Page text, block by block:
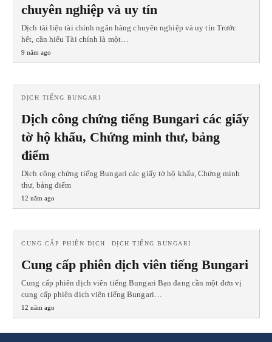
chuyên nghiệp và uy tín
Dịch tài liệu tài chính ngân hàng chuyên nghiệp và uy tín Trước
hết, cần hiểu Tài chính là một…
9 năm ago
DỊCH TIẾNG BUNGARI
Dịch công chứng tiếng Bungari các giấy
tờ hộ khẩu, Chứng minh thư, bảng
điểm
Dịch công chứng tiếng Bungari các giấy tờ hộ khẩu, Chứng minh
thư, bảng điểm
12 năm ago
CUNG CẤP PHIÊN DỊCH DỊCH TIẾNG BUNGARI
Cung cấp phiên dịch viên tiếng Bungari
Cung cấp phiên dịch viên tiếng Bungari Bạn đang cần một đơn vị
cung cấp phiên dịch viên tiếng Bungari…
12 năm ago